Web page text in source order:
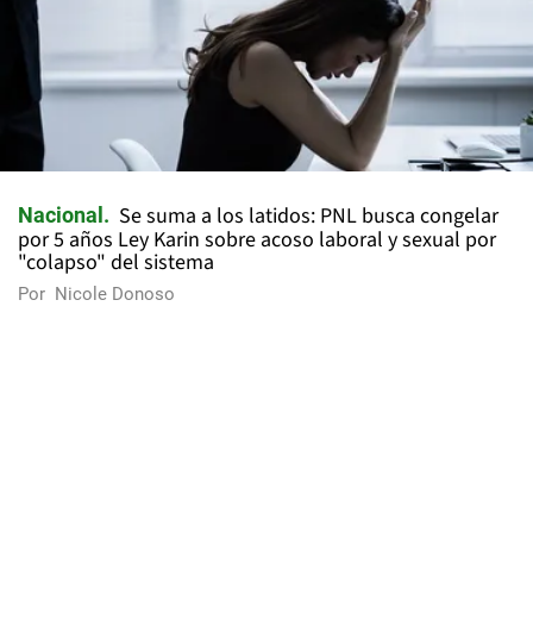
Nacional
Se suma a los latidos: PNL busca congelar
por 5 años Ley Karin sobre acoso laboral y sexual por
"colapso" del sistema
Por Nicole Donoso